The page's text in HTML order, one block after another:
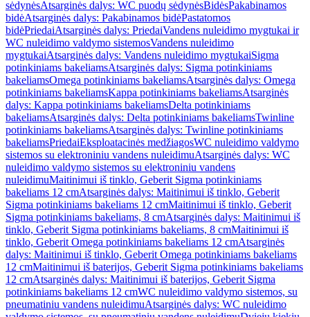
sėdynėsAtsarginės dalys: WC puodų sėdynėsBidėsPakabinamos
bidėAtsarginės dalys: Pakabinamos bidėPastatomos
bidėPriedaiAtsarginės dalys: PriedaiVandens nuleidimo mygtukai ir
WC nuleidimo valdymo sistemosVandens nuleidimo
mygtukaiAtsarginės dalys: Vandens nuleidimo mygtukaiSigma
potinkiniams bakeliamsAtsarginės dalys: Sigma potinkiniams
bakeliamsOmega potinkiniams bakeliamsAtsarginės dalys: Omega
potinkiniams bakeliamsKappa potinkiniams bakeliamsAtsarginės
dalys: Kappa potinkiniams bakeliamsDelta potinkiniams
bakeliamsAtsarginės dalys: Delta potinkiniams bakeliamsTwinline
potinkiniams bakeliamsAtsarginės dalys: Twinline potinkiniams
bakeliamsPriedaiEksploatacinės medžiagosWC nuleidimo valdymo
sistemos su elektroniniu vandens nuleidimuAtsarginės dalys: WC
nuleidimo valdymo sistemos su elektroniniu vandens
nuleidimuMaitinimui iš tinklo, Geberit Sigma potinkiniams
bakeliams 12 cmAtsarginės dalys: Maitinimui iš tinklo, Geberit
Sigma potinkiniams bakeliams 12 cmMaitinimui iš tinklo, Geberit
Sigma potinkiniams bakeliams, 8 cmAtsarginės dalys: Maitinimui iš
tinklo, Geberit Sigma potinkiniams bakeliams, 8 cmMaitinimui iš
tinklo, Geberit Omega potinkiniams bakeliams 12 cmAtsarginės
dalys: Maitinimui iš tinklo, Geberit Omega potinkiniams bakeliams
12 cmMaitinimui iš baterijos, Geberit Sigma potinkiniams bakeliams
12 cmAtsarginės dalys: Maitinimui iš baterijos, Geberit Sigma
potinkiniams bakeliams 12 cmWC nuleidimo valdymo sistemos, su
pneumatiniu vandens nuleidimuAtsarginės dalys: WC nuleidimo